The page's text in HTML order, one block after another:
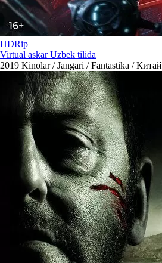
HDRip
Virtual askar Uzbek tilida
2019 Kinolar / Jangari / Fantastika / Китай